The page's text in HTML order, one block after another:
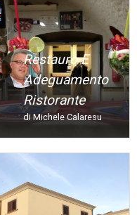
Restauro E
Adeguamento
Ristorante
di Michele Calaresu